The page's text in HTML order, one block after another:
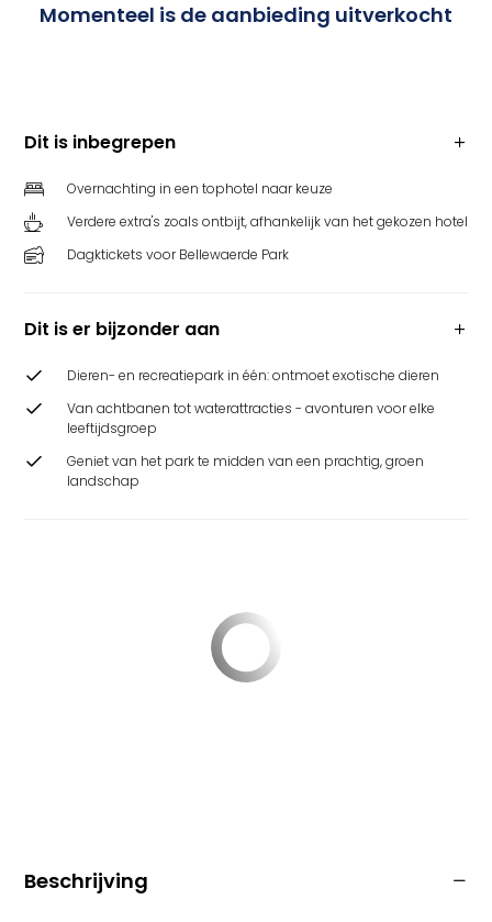
Momenteel is de aanbieding uitverkocht
Dit is inbegrepen
Overnachting in een tophotel naar keuze
Verdere extra's zoals ontbijt, afhankelijk van het gekozen hotel
Dagktickets voor Bellewaerde Park
Dit is er bijzonder aan
Dieren- en recreatiepark in één: ontmoet exotische dieren
Van achtbanen tot waterattracties - avonturen voor elke
leeftijdsgroep
Geniet van het park te midden van een prachtig, groen
landschap
Beschrijving